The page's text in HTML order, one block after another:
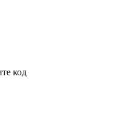
код